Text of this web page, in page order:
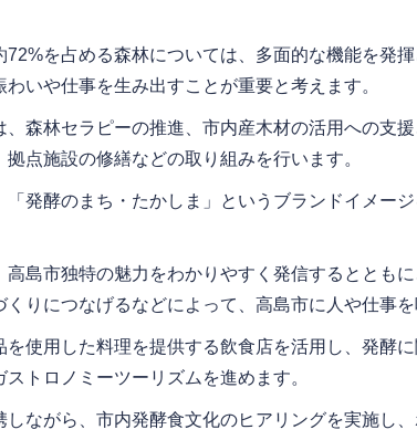
72%を占める森林については、多面的な機能を発
いや仕事を生み出すことが重要と考えます。
、森林セラピーの推進、市内産木材の活用への支援
点施設の修繕などの取り組みを行います。
「発酵のまち・たかしま」というブランドイメー
高島市独特の魅力をわかりやすく発信するととも
くりにつなげるなどによって、高島市に人や仕事を
を使用した料理を提供する飲食店を活用し、発酵
トロノミーツーリズムを進めます。
しながら、市内発酵食文化のヒアリングを実施し